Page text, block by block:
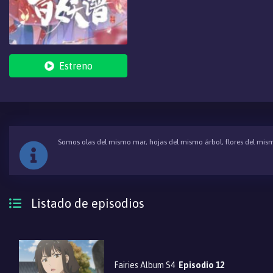
Estreno
Somos olas del mismo mar, hojas del mismo árbol, flores del
Listado de episodios
Fairies Album S4 Episodio 12